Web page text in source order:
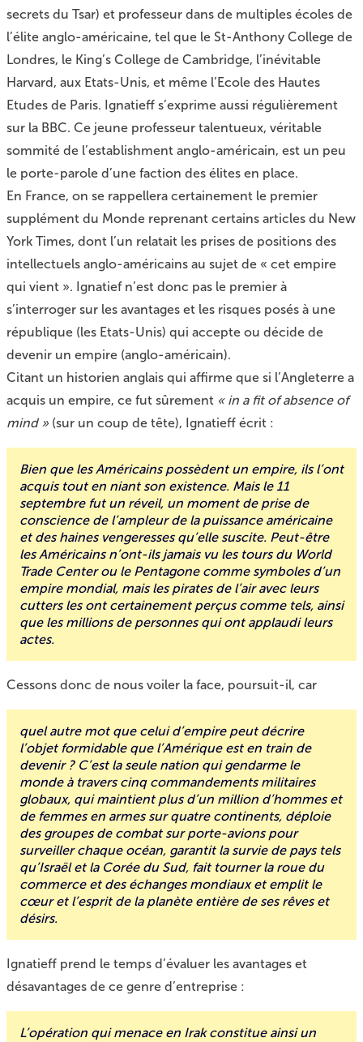
secrets du Tsar) et professeur dans de multiples écoles de
l’élite anglo-américaine, tel que le St-Anthony College de
Londres, le King’s College de Cambridge, l’inévitable
Harvard, aux Etats-Unis, et même l’Ecole des Hautes
Etudes de Paris. Ignatieff s’exprime aussi régulièrement
sur la BBC. Ce jeune professeur talentueux, véritable
sommité de l’establishment anglo-américain, est un peu
le porte-parole d’une faction des élites en place.
En France, on se rappellera certainement le premier
supplément du Monde reprenant certains articles du New
York Times, dont l’un relatait les prises de positions des
intellectuels anglo-américains au sujet de « cet empire
qui vient ». Ignatief n’est donc pas le premier à
s’interroger sur les avantages et les risques posés à une
république (les Etats-Unis) qui accepte ou décide de
devenir un empire (anglo-américain).
Citant un historien anglais qui affirme que si l’Angleterre a
acquis un empire, ce fut sûrement « in a fit of absence of
mind »(sur un coup de tête), Ignatieff écrit :
Bien que les Américains possèdent un empire, ils l’ont
acquis tout en niant son existence. Mais le 11
septembre fut un réveil, un moment de prise de
conscience de l’ampleur de la puissance américaine
et des haines vengeresses qu’elle suscite. Peut-être
les Américains n’ont-ils jamais vu les tours du World
Trade Center ou le Pentagone comme symboles d’un
empire mondial, mais les pirates de l’air avec leurs
cutters les ont certainement perçus comme tels, ainsi
que les millions de personnes qui ont applaudi leurs
actes.
Cessons donc de nous voiler la face, poursuit-il, car
quel autre mot que celui d’empire peut décrire
l’objet formidable que l’Amérique est en train de
devenir ? C’est la seule nation qui gendarme le
monde à travers cinq commandements militaires
globaux, qui maintient plus d’un million d’hommes et
de femmes en armes sur quatre continents, déploie
des groupes de combat sur porte-avions pour
surveiller chaque océan, garantit la survie de pays tels
qu’Israël et la Corée du Sud, fait tourner la roue du
commerce et des échanges mondiaux et emplit le
cœur et l’esprit de la planète entière de ses rêves et
désirs.
Ignatieff prend le temps d’évaluer les avantages et
désavantages de ce genre d’entreprise :
L’opération qui menace en Irak constitue ainsi un